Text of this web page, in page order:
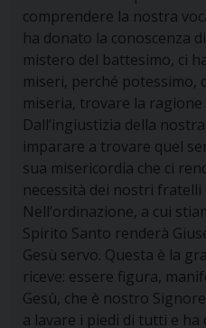
comprendere la nostra
ha donato la conoscenza
mistero del battesimo, ci
miseri, perché potessimo,
miseria, trovare la
Dall’ingiustizia della
imparare a trovare quel
sua misericordia che ci
necessità dei nostri
Nell’ordinazione, a cui
Spirito Santo renderà
Gesù servo. Questa è la
riceve: essere figura,
Gesù, che è nostro
a lavare i piedi di tutti e